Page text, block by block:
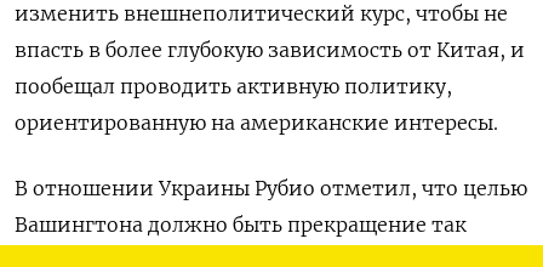
изменить внешнеполитический курс, чтобы не
впасть в более глубокую зависимость от Китая, и
пообещал проводить активную политику,
ориентированную на американские интересы.
В отношении Украины Рубио отметил, что целью
Вашингтона должно быть прекращение так